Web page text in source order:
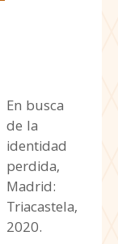
En busca
de la
identidad
perdida,
Madrid:
Triacastela,
2020.